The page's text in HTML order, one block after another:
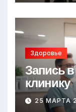
Здоровье
Запись
клинику
25 МАРТА